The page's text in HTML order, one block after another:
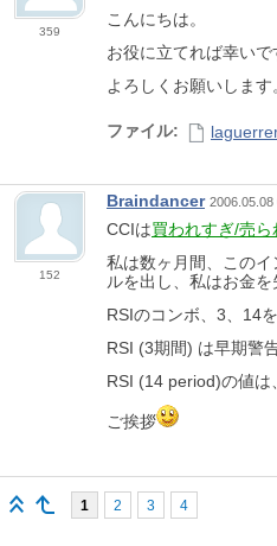
359
こんにちは。
お役に立てれば幸いで
よろしくお願いします
ファイル:
152
Braindancer 2006.05.08
CCIは買われすぎ/売
私は数ヶ月間、この
ルを出し、私はお金を
RSIのコンボ、3、14
RSI (3期間) は早期警
RSI (14 period)の値は
ご挨拶
1 2 3 4